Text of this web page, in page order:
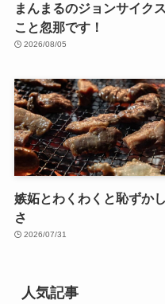
まんまるのジョンサイクス
こと忽那です！
2026/08/05
嫉妬とわくわくと恥ずかし
さ
2026/07/31
人気記事